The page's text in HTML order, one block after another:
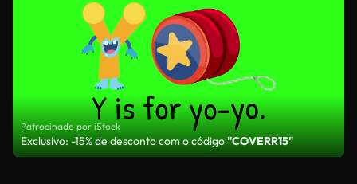
Patrocinado por iStock
Exclusivo: -15% de desconto com o código"COVERR15"